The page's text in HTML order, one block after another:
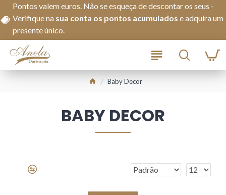
Pontos valem euros. Não se esqueça de descontar os seus -
Verifique na sua conta os pontos acumulados e adquira um
presente único.
Baby Decor
BABY DECOR